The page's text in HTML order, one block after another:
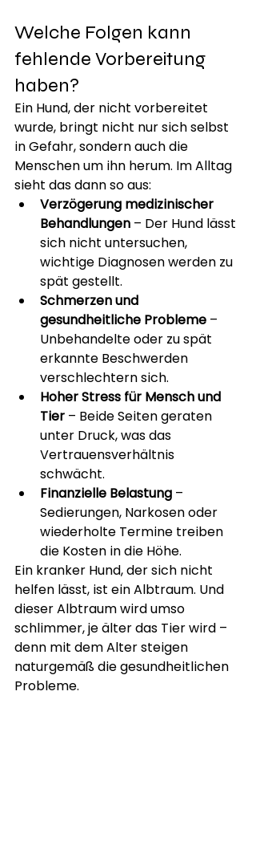
Welche Folgen kann
fehlende Vorbereitung
haben?
Ein Hund, der nicht vorbereitet
wurde, bringt nicht nur sich selbst
in Gefahr, sondern auch die
Menschen um ihn herum. Im Alltag
sieht das dann so aus:
Verzögerung medizinischer
Behandlungen – Der Hund lässt
sich nicht untersuchen,
wichtige Diagnosen werden zu
spät gestellt.
Schmerzen und
gesundheitliche Probleme –
Unbehandelte oder zu spät
erkannte Beschwerden
verschlechtern sich.
Hoher Stress für Mensch und
Tier – Beide Seiten geraten
unter Druck, was das
Vertrauensverhältnis
schwächt.
Finanzielle Belastung –
Sedierungen, Narkosen oder
wiederholte Termine treiben
die Kosten in die Höhe.
Ein kranker Hund, der sich nicht
helfen lässt, ist ein Albtraum. Und
dieser Albtraum wird umso
schlimmer, je älter das Tier wird –
denn mit dem Alter steigen
naturgemäß die gesundheitlichen
Probleme.